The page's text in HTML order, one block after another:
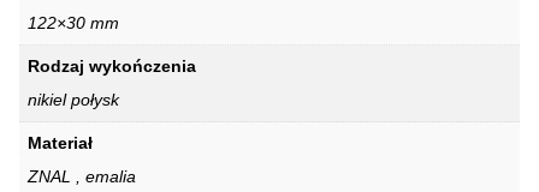
122×30 mm
Rodzaj wykończenia
nikiel połysk
Materiał
ZNAL , emalia